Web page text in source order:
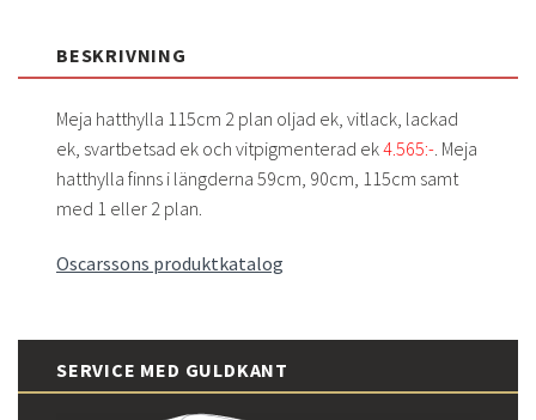
BESKRIVNING
Meja hatthylla 115cm 2 plan oljad ek, vitlack, lackad
ek, svartbetsad ek och vitpigmenterad ek4.565:-. Meja
hatthylla finns i längderna 59cm, 90cm, 115cm samt
med 1 eller 2 plan.
Oscarssons produktkatalog
SERVICE MED GULDKANT